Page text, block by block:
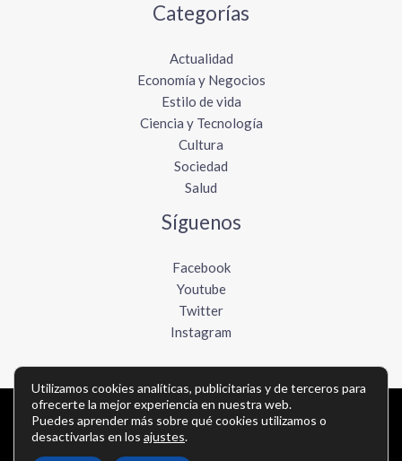
Categorías
Actualidad
Economía y Negocios
Estilo de vida
Ciencia y Tecnología
Cultura
Sociedad
Salud
Síguenos
Facebook
Youtube
Twitter
Instagram
Copyright © Todos los derechos reservados -
lavozdelpacifico.com
Utilizamos cookies analíticas, publicitarias y de terceros para
ofrecerte la mejor experiencia en nuestra web.
Puedes aprender más sobre qué cookies utilizamos o
desactivarlas en los ajustes.